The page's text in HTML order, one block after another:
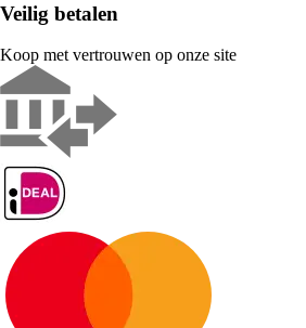
Veilig betalen
Koop met vertrouwen op onze site